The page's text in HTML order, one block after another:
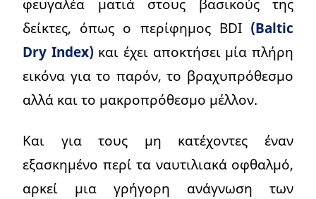
φευγαλέα ματιά στους βασικούς της
δείκτες, όπως ο περίφημος BDI (Baltic
Dry Index) και έχει αποκτήσει μία πλήρη
εικόνα για το παρόν, το βραχυπρόθεσμο
αλλά και το μακροπρόθεσμο μέλλον.
Και για τους μη κατέχοντες έναν
εξασκημένο περί τα ναυτιλιακά οφθαλμό,
αρκεί μια γρήγορη ανάγνωση των